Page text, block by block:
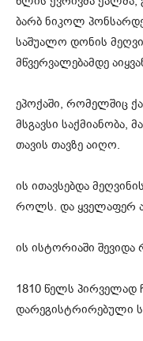
ბარბ ნიკოლ
საშუალო დონის
მწვერვალებამდე
ეპოქაში, რომელშიც
მსგავსი საქმიანობა,
თავის თავზე აიღო.
ის ითავსებდა
როლს. და ყველაფერ
ის ისტორიაში
1810 წელს პირველად
დარეგისტრირებული